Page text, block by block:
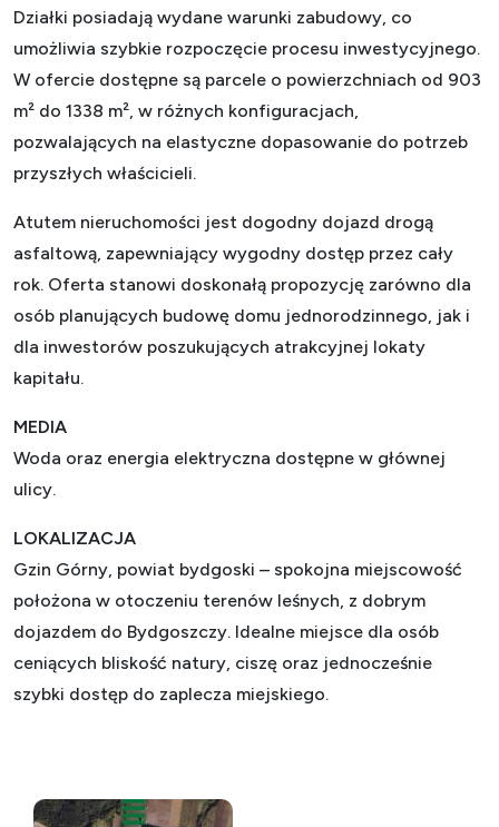
Działki posiadają wydane warunki zabudowy, co
umożliwia szybkie rozpoczęcie procesu inwestycyjnego.
W ofercie dostępne są parcele o powierzchniach od 903
m² do 1338 m², w różnych konfiguracjach,
pozwalających na elastyczne dopasowanie do potrzeb
przyszłych właścicieli.
Atutem nieruchomości jest dogodny dojazd drogą
asfaltową, zapewniający wygodny dostęp przez cały
rok. Oferta stanowi doskonałą propozycję zarówno dla
osób planujących budowę domu jednorodzinnego, jak i
dla inwestorów poszukujących atrakcyjnej lokaty
kapitału.
MEDIA
Woda oraz energia elektryczna dostępne w głównej
ulicy.
LOKALIZACJA
Gzin Górny, powiat bydgoski – spokojna miejscowość
położona w otoczeniu terenów leśnych, z dobrym
dojazdem do Bydgoszczy. Idealne miejsce dla osób
ceniących bliskość natury, ciszę oraz jednocześnie
szybki dostęp do zaplecza miejskiego.